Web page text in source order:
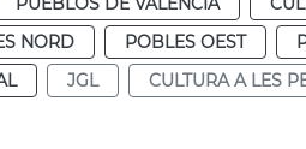
NORD POBLES OEST
JGL
CULTURA A LES